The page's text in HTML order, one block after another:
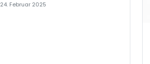
24. Februar 2025